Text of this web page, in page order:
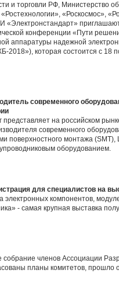
и торговли РФ, Министерство
«Роскосмос»,
«Электронстандарт»
конференции «Пути
аппаратуры надежной
которая состоится с 18
современного
на российском
современного
поверхностного монтажа (SMT),
оборудованием.
для специалистов на
компонентов,
- самая крупная выставка
членов Ассоциации
планы комитетов, прошло